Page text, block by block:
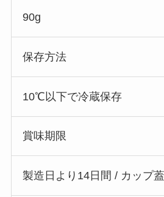
90g
保存方法
10℃以下で冷蔵保存
賞味期限
製造日より14日間 / カップ